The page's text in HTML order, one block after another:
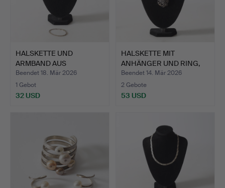
HALSKETTE UND
ARMBAND AUS
STERLINGSILBER. …
Beendet 18. Mär 2026
1 Gebot
32 USD
HALSKETTE MIT
ANHÄNGER UND RING,
Silber. G…
Beendet 14. Mär 2026
2 Gebote
53 USD